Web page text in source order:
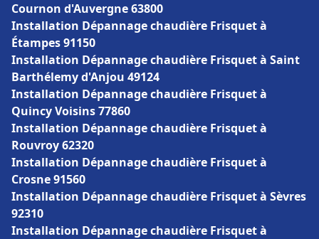
Cournon d'Auvergne 63800
Installation Dépannage chaudière Frisquet à
Étampes 91150
Installation Dépannage chaudière Frisquet à Saint
Barthélemy d'Anjou 49124
Installation Dépannage chaudière Frisquet à
Quincy Voisins 77860
Installation Dépannage chaudière Frisquet à
Rouvroy 62320
Installation Dépannage chaudière Frisquet à
Crosne 91560
Installation Dépannage chaudière Frisquet à Sèvres
92310
Installation Dépannage chaudière Frisquet à